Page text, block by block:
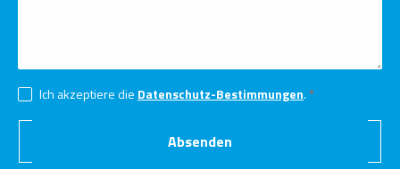
Ich akzeptiere die Datenschutz-Bestimmungen.
Absenden